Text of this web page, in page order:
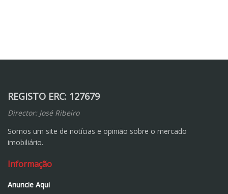
REGISTO ERC: 127679
Director: José Ribeiro
Somos um site de notícias e opinião sobre o mercado
imobiliário.
Informação
Anuncie Aqui